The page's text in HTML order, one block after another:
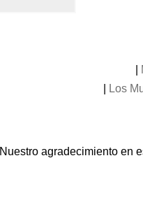
Los
Nuestro agradecimiento en